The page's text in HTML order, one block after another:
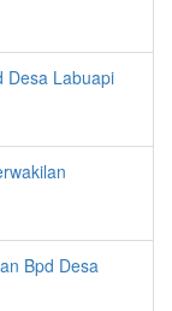
Desa Labuapi
Bpd Desa